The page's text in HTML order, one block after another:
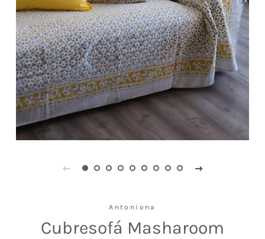
Antoniona
Cubresofá Masharoom